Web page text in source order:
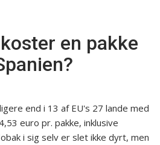
en pakke
end i 13 af EU's 27 lande med
euro pr. pakke, inklusive
i sig selv er slet ikke dyrt, men